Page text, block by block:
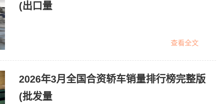
(出口量
查看全文
2026年3月全国合资轿车销量排行榜完整版
(批发量